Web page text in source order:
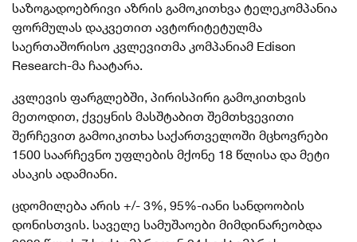
საზოგადოებრივი აზრის გამოკითხვა ტელეკომპანია
ფორმულას დაკვეთით ავტორიტეტულმა
საერთაშორისო კვლევითმა კომპანიამ Edison
Research-მა ჩაატარა.
კვლევის ფარგლებში, პირისპირი გამოკითხვის
მეთოდით, ქვეყნის მასშტაბით შემთხვევითი
შერჩევით გამოიკითხა საქართველოში მცხოვრები
1500 საარჩევნო უფლების მქონე 18 წლისა და მეტი
ასაკის ადამიანი.
ცდომილება არის +/- 3%, 95%-იანი სანდოობის
დონისთვის. საველე სამუშაოები მიმდინარეობდა